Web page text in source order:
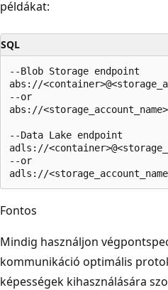
példákat:
SQL
--Blob Storage endpoint
abs://
--or
abs://
--Data Lake endpoint
adls://
--or
Fontos
Mindig használjon
kommunikáció optimális
képességek kihasználására